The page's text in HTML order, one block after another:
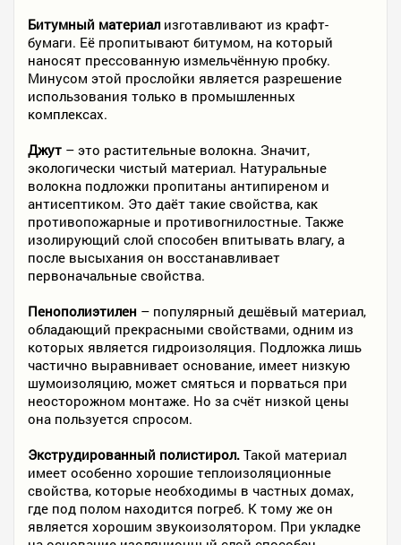
Битумный материал изготавливают из крафт-
бумаги. Её пропитывают битумом, на который
наносят прессованную измельчённую пробку.
Минусом этой прослойки является разрешение
использования только в промышленных
комплексах.
Джут – это растительные волокна. Значит,
экологически чистый материал. Натуральные
волокна подложки пропитаны антипиреном и
антисептиком. Это даёт такие свойства, как
противопожарные и противогнилостные. Также
изолирующий слой способен впитывать влагу, а
после высыхания он восстанавливает
первоначальные свойства.
Пенополиэтилен – популярный дешёвый материал,
обладающий прекрасными свойствами, одним из
которых является гидроизоляция. Подложка лишь
частично выравнивает основание, имеет низкую
шумоизоляцию, может смяться и порваться при
неосторожном монтаже. Но за счёт низкой цены
она пользуется спросом.
Экструдированный полистирол. Такой материал
имеет особенно хорошие теплоизоляционные
свойства, которые необходимы в частных домах,
где под полом находится погреб. К тому же он
является хорошим звукоизолятором. При укладке